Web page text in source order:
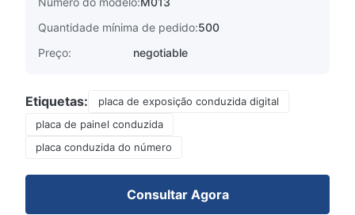
Quantidade mínima de pedido:500
Preço:
negotiable
Etiquetas:
placa de exposição conduzida digital
placa de painel conduzida
placa conduzida do número
Consultar Agora